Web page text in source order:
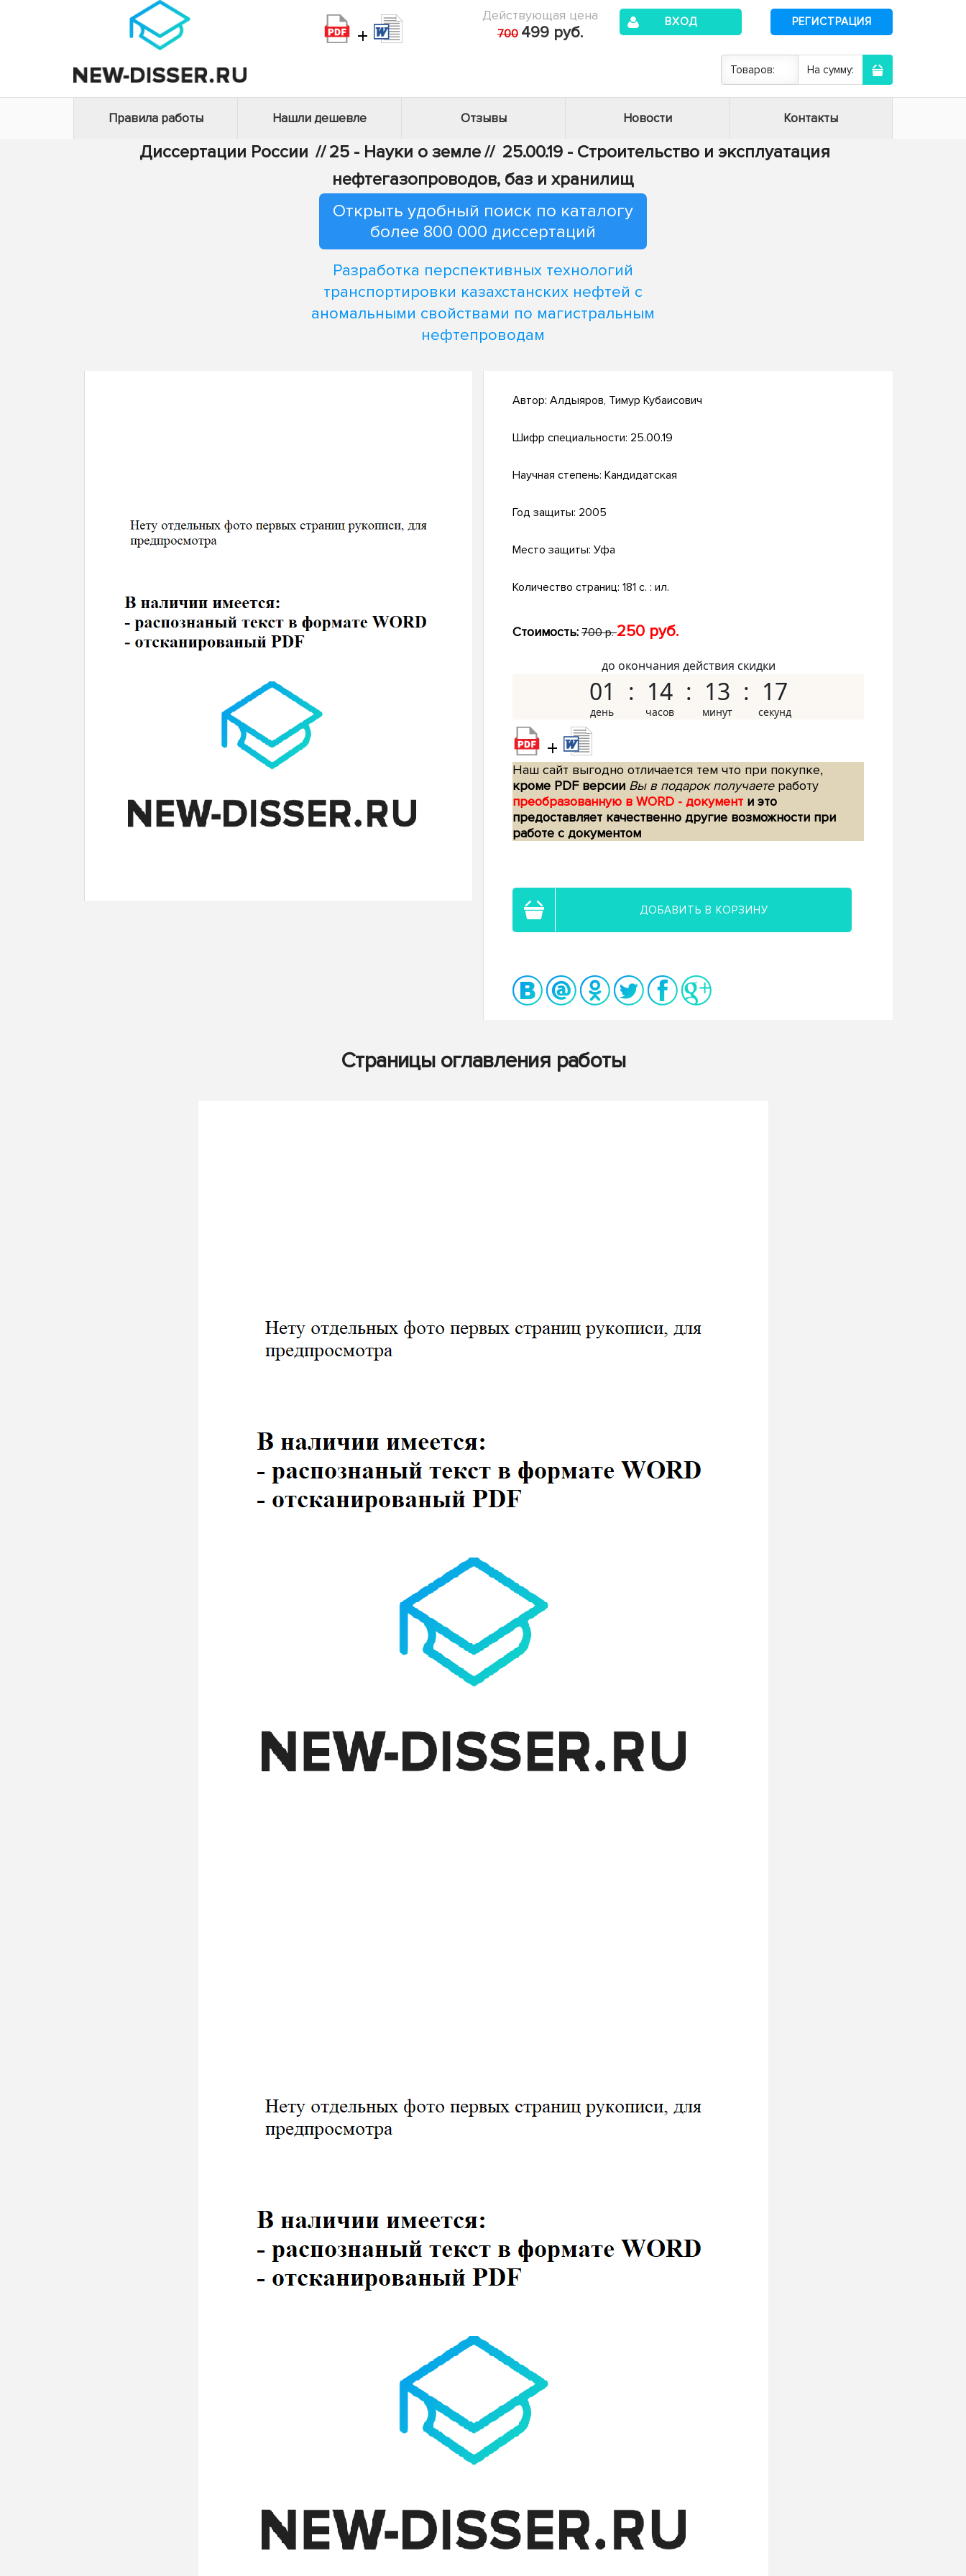
+
Действующая цена
700 499 руб.
ВХОД РЕГИСТРАЦИЯ
Товаров: На сумму:
Правила работы Нашли дешевле Отзывы Новости Контакты
Диссертации России // 25 - Науки о земле// 25.00.19 - Строительство и эксплуатация
нефтегазопроводов, баз и хранилищ
Открыть удобный поиск по каталогу
более 800 000 диссертаций
Разработка перспективных технологий
транспортировки казахстанских нефтей с
аномальными свойствами по магистральным
нефтепроводам
Автор: Алдыяров, Тимур Кубаисович
Шифр специальности: 25.00.19
Научная степень: Кандидатская
Год защиты: 2005
Место защиты: Уфа
Количество страниц: 181 с. : ил.
Стоимость: 700 р.250 руб.
до окончания действия скидки
01 14 13 16
+
Наш сайт выгодно отличается тем что при покупке,
кроме PDF версии Вы в подарок получаетеработу
преобразованную в WORD - документ и это
предоставляет качественно другие возможности при
работе с документом
ДОБАВИТЬ В КОРЗИНУ
Страницы оглавления работы